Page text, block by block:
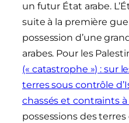
un futur État arabe.
suite à la première
possession d’une
arabes. Pour les
(« catastrophe ») : sur
terres sous contrôle
chassés et contraints à
possessions des